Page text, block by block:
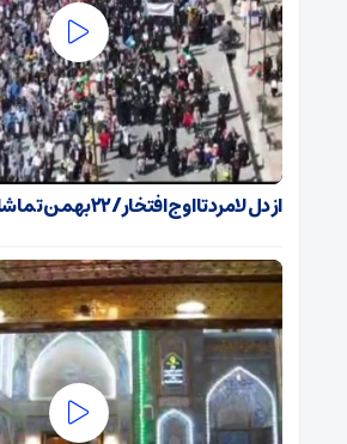
از دل لامرد تا اوج افتخار/۲۲بهمن تماشایی